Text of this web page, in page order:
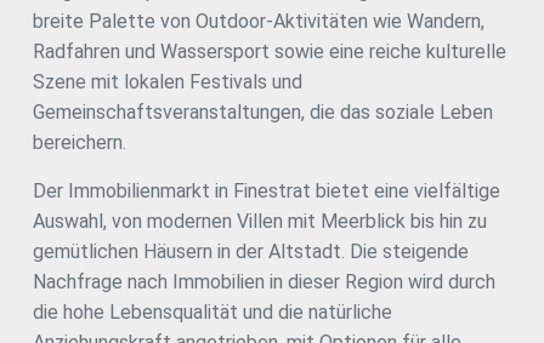
gegen Aufpreis hinzugefügt werden kann. Eine einmalige
Gelegenheit, ein exklusives Zuhause in einer der
vielversprechendsten Lagen der Costa Blanca zu
genießen. Kontaktieren Sie uns für weitere Informationen
oder um einen Besichtigungstermin zu vereinbaren.
#ref:CBS450
breite Palette von Outdoor-Aktivitäten wie Wandern,
Radfahren und Wassersport sowie eine reiche kulturelle
Szene mit lokalen Festivals und
Gemeinschaftsveranstaltungen, die das soziale Leben
bereichern.
Der Immobilienmarkt in Finestrat bietet eine vielfältige
Auswahl, von modernen Villen mit Meerblick bis hin zu
gemütlichen Häusern in der Altstadt. Die steigende
Nachfrage nach Immobilien in dieser Region wird durch
die hohe Lebensqualität und die natürliche